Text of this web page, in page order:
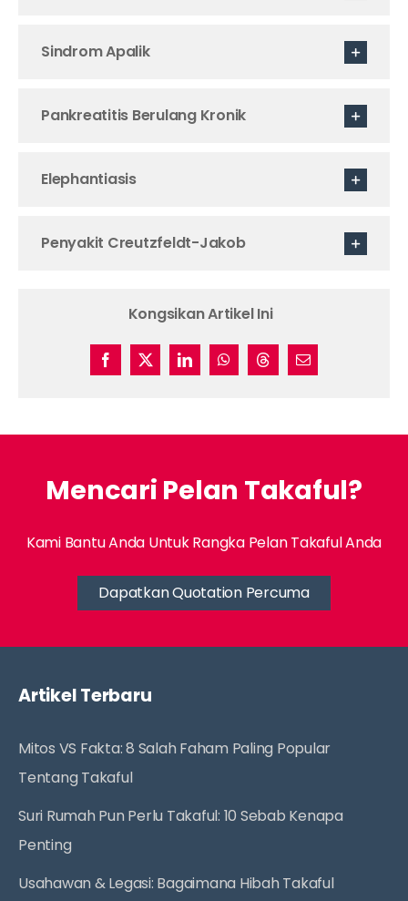
Sindrom Apalik
Pankreatitis Berulang Kronik
Elephantiasis
Penyakit Creutzfeldt-Jakob
Kongsikan Artikel Ini
Mencari Pelan Takaful?
Kami Bantu Anda Untuk Rangka Pelan Takaful Anda
Dapatkan Quotation Percuma
Artikel Terbaru
Mitos VS Fakta: 8 Salah Faham Paling Popular
Tentang Takaful
Suri Rumah Pun Perlu Takaful: 10 Sebab Kenapa
Penting
Usahawan & Legasi: Bagaimana Hibah Takaful